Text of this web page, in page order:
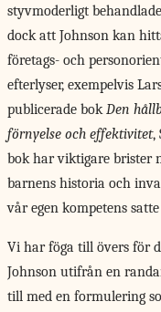
styvmoderligt
dock att Johnson kan
företags- och
efterlyser, exempelvis
publicerade bokDen
förnyelse och effektivitet,
bok har viktigare brister
barnens historia och
vår egen kompetens satte
Vi har föga till övers för
Johnson utifrån en
till med en formulering